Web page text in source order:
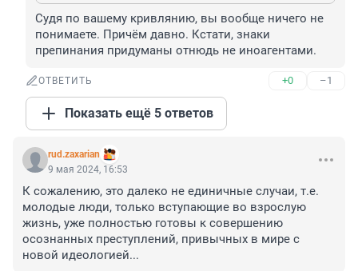
Судя по вашему кривлянию, вы вообще ничего не
понимаете. Причём давно. Кстати, знаки
препинания придуманы отнюдь не иноагентами.
ОТВЕТИТЬ +0 –1
Показать ещё 5 ответов
rud.zaxarian
9 мая 2024, 16:53
К сожалению, это далеко не единичные случаи, т.е.
молодые люди, только вступающие во взрослую
жизнь, уже полностью готовы к совершению
осознанных преступлений, привычных в мире с
новой идеологией...